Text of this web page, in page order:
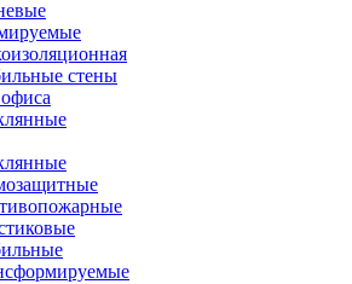
стены